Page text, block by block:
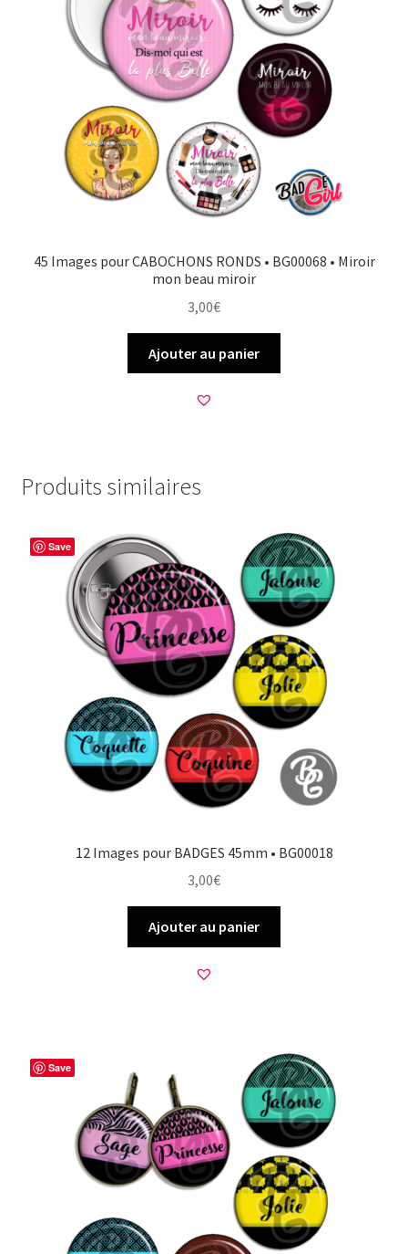
45 Images pour CABOCHONS RONDS • BG00068 • Miroir
mon beau miroir
3,00€
Ajouter au panier
Produits similaires
Save
12 Images pour BADGES 45mm • BG00018
3,00€
Ajouter au panier
Save